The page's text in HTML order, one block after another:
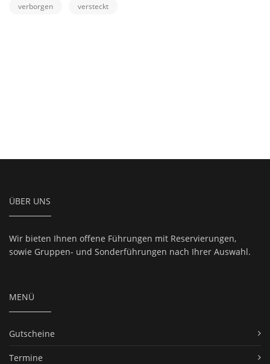
verborgen versteckt
ÜBER UNS
Wir bieten Ihnen offene Führungen mit Reservierungen,
sowie Gruppen- und Sonderführungen nach Ihrer Auswahl.
MENÜ
Gutscheine
Termine